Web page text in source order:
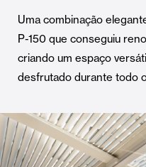
Uma combinação
P-150 que conseguiu
criando um espaço
desfrutado durante todo